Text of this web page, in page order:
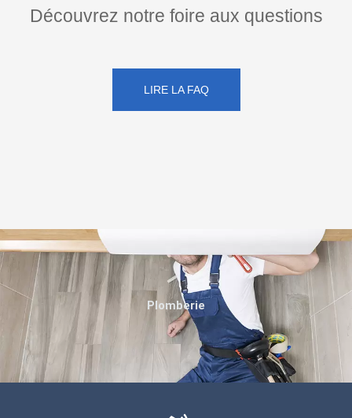
Découvrez notre foire aux questions
LIRE LA FAQ
Plomberie